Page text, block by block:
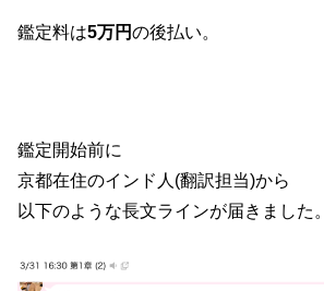
鑑定料は5万円の後払い。
鑑定開始前に
京都在住のインド人(翻訳担当)から
以下のような長文ラインが届きました。